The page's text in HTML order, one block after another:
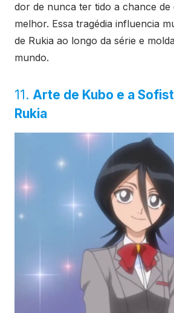
dor de nunca ter tido a chance
melhor. Essa tragédia influencia
de Rukia ao longo da série e
mundo.
11. Arte de Kubo e a
Rukia